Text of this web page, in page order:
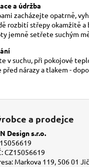
a údržba
zacházejte opatrně,
rozbití střepy okamžitě a
jemně setřete suchým
v suchu, při pokojové
před nárazy a tlakem -
a prodejce
Design s.r.o.
CZ15056619
Markova 119, 506 01